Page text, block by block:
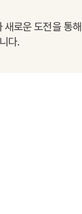
새로운 도전을 통해
다.